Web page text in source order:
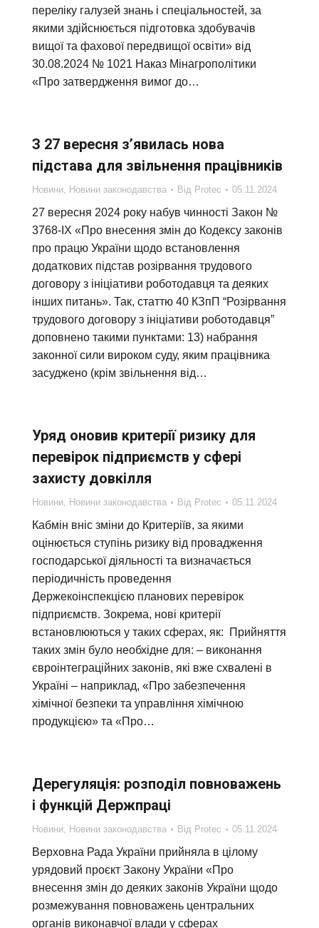
переліку галузей знань і спеціальностей, за
якими здійснюється підготовка здобувачів
вищої та фахової передвищої освіти» від
30.08.2024 № 1021 Наказ Мінагрополітики
«Про затвердження вимог до…
З 27 вересня з’явилась нова
підстава для звільнення працівників
Новини, Новини законодавства Від Protec 05.11.2024
27 вересня 2024 року набув чинності Закон №
3768-IX «Про внесення змін до Кодексу законів
про працю України щодо встановлення
додаткових підстав розірвання трудового
договору з ініціативи роботодавця та деяких
інших питань». Так, статтю 40 КЗпП “Розірвання
трудового договору з ініціативи роботодавця”
доповнено такими пунктами: 13) набрання
законної сили вироком суду, яким працівника
засуджено (крім звільнення від…
Уряд оновив критерії ризику для
перевірок підприємств у сфері
захисту довкілля
Новини, Новини законодавства Від Protec 05.11.2024
Кабмін вніс зміни до Критеріїв, за якими
оцінюється ступінь ризику від провадження
господарської діяльності та визначається
періодичність проведення
Держекоінспекцією планових перевірок
підприємств. Зокрема, нові критерії
встановлюються у таких сферах, як: Прийняття
таких змін було необхідне для: – виконання
євроінтеграційних законів, які вже схвалені в
Україні – наприклад, «Про забезпечення
хімічної безпеки та управління хімічною
продукцією» та «Про…
Дерегуляція: розподіл повноважень
і функцій Держпраці
Новини, Новини законодавства Від Protec 05.11.2024
Верховна Рада України прийняла в цілому
урядовий проєкт Закону України «Про
внесення змін до деяких законів України щодо
розмежування повноважень центральних
органів виконавчої влади у сферах